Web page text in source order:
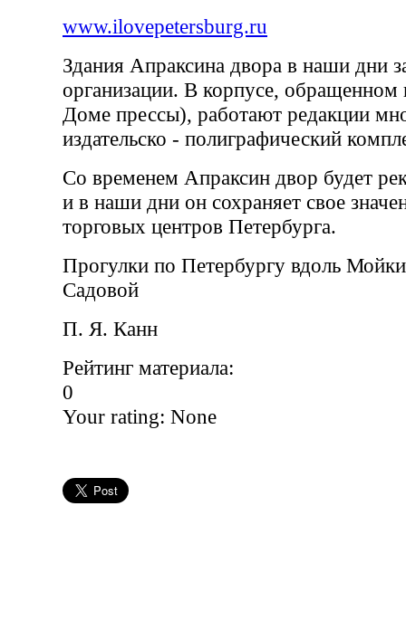
www.ilovepetersburg.ru
Здания Апраксина двора в наши дни
организации. В корпусе,
Доме прессы), работают редакции
издательско - полиграфический
Со временем Апраксин двор будет
и в наши дни он сохраняет свое
торговых центров Петербурга.
Прогулки по Петербургу вдоль
Садовой
П. Я. Канн
Рейтинг материала:
0
Your rating: None